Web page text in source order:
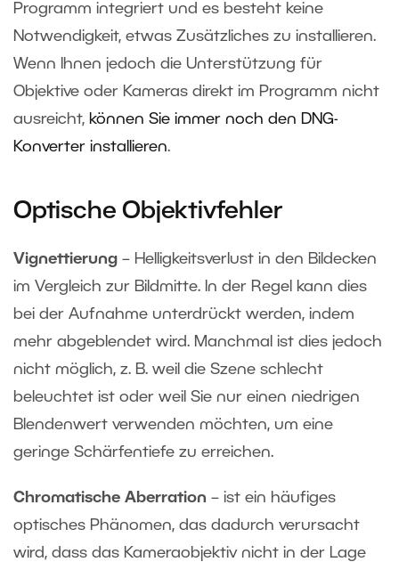
Programm integriert und es besteht keine
Notwendigkeit, etwas Zusätzliches zu installieren.
Wenn Ihnen jedoch die Unterstützung für
Objektive oder Kameras direkt im Programm nicht
ausreicht, können Sie immer noch den DNG-
Konverter installieren.
Optische Objektivfehler
Vignettierung – Helligkeitsverlust in den Bildecken
im Vergleich zur Bildmitte. In der Regel kann dies
bei der Aufnahme unterdrückt werden, indem
mehr abgeblendet wird. Manchmal ist dies jedoch
nicht möglich, z. B. weil die Szene schlecht
beleuchtet ist oder weil Sie nur einen niedrigen
Blendenwert verwenden möchten, um eine
geringe Schärfentiefe zu erreichen.
Chromatische Aberration – ist ein häufiges
optisches Phänomen, das dadurch verursacht
wird, dass das Kameraobjektiv nicht in der Lage